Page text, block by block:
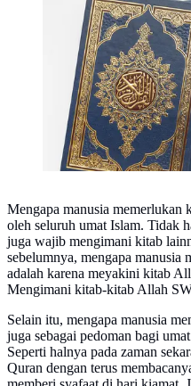
Ilustrasi Al-Qur’an.
Mengapa manusia
oleh seluruh umat Islam. Tidak
juga wajib mengimani kitab
sebelumnya, mengapa
adalah karena meyakini kitab
Mengimani kitab-kitab Allah
Selain itu, mengapa manusia
juga sebagai pedoman bagi
Seperti halnya pada zaman
Quran dengan terus